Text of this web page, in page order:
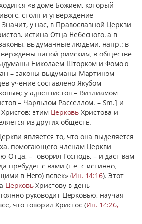
«в доме Божием, который
столп и утверждение
Значит, у нас, в Православной Церкви
истина Отца Небесного, а в
выдуманные людьми, напр.: в
папой римским, в обществе
Николаем Шторком и Фомою
– законы выдуманы Мартином
учение составлено Якубом
у адвентистов – Виллиамом
– Чарльзом Расселлом. – Sm.] и
этим Церковь Христова и
из других обществ.
являетcя то, что она выделяется
помогающего членам Церкви
Отца, – говорил Господь, – и даст вам
пребудет с вами (т.е. с истинно,
в Него) вовек» (Ин. 14:16). Этот
Церковь Христову в день
руководит Церковью, научая
что говорил Христос (Ин. 14:26,